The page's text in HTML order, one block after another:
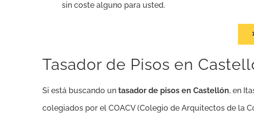
sin coste alguno para usted.
Tasador de Pisos en
Si está buscando un tasador de pisos en Castellón, en
colegiados por el COACV (Colegio de Arquitectos de la